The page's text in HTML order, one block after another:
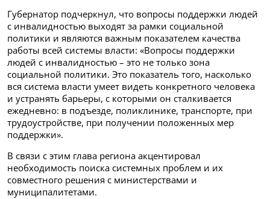
Губернатор подчеркнул, что вопросы поддержки людей
с инвалидностью выходят за рамки социальной
политики и являются важным показателем качества
работы всей системы власти: «Вопросы поддержки
людей с инвалидностью – это не только зона
социальной политики. Это показатель того, насколько
вся система власти умеет видеть конкретного человека
и устранять барьеры, с которыми он сталкивается
ежедневно: в подъезде, поликлинике, транспорте, при
трудоустройстве, при получении положенных мер
поддержки».
В связи с этим глава региона акцентировал
необходимость поиска системных проблем и их
совместного решения с министерствами и
муниципалитетами.